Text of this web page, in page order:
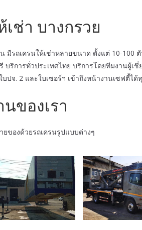
เช่า บางกรวย
มีรถเครนให้เช่าหลายขนาด ตั้งแต่ 10-100
ริการทั่วประเทศไทย บริการโดยทีมงานผู้เ
ปจ. 2 และใบเซอร์ฯ เข้าถึงหน้างานเซฟตี้ได้
ของเรา
ยของด้วยรถเครนรูปแบบต่างๆ